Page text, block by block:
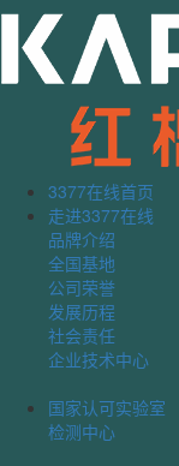
3377在线首页
走进3377在线
品牌介绍
全国基地
公司荣誉
发展历程
社会责任
企业技术中心
国家认可实验室
检测中心